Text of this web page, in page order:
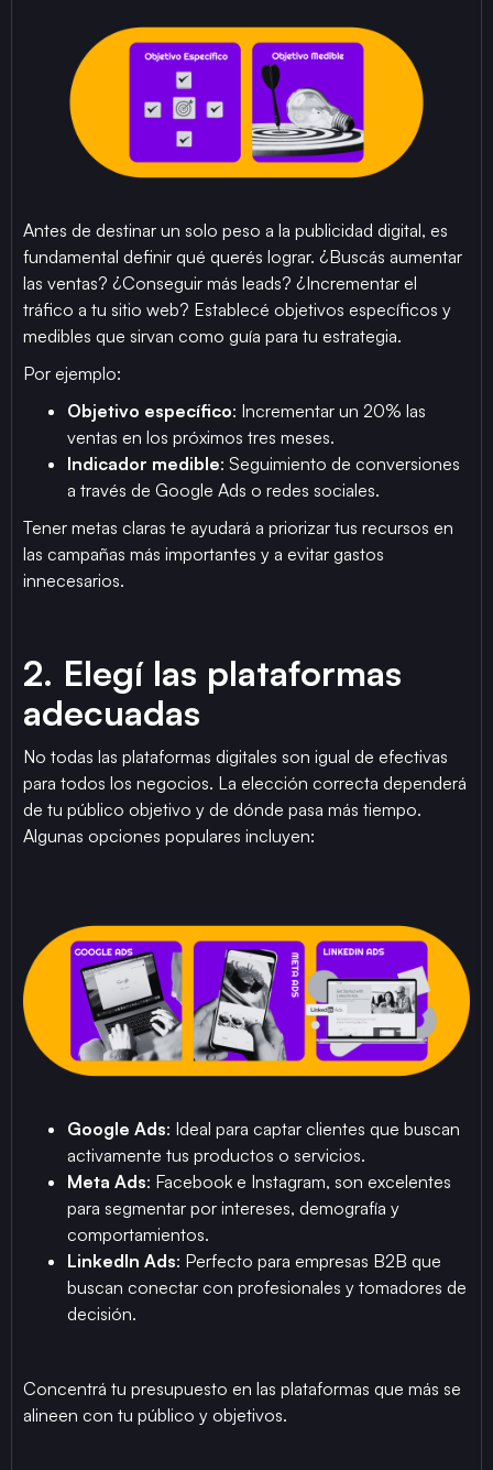
Antes de destinar un solo peso a la publicidad digital, es
fundamental definir qué querés lograr. ¿Buscás aumentar
las ventas? ¿Conseguir más leads? ¿Incrementar el
tráfico a tu sitio web? Establecé objetivos específicos y
medibles que sirvan como guía para tu estrategia.
Por ejemplo:
Objetivo específico: Incrementar un 20% las
ventas en los próximos tres meses.
Indicador medible: Seguimiento de conversiones
a través de Google Ads o redes sociales.
Tener metas claras te ayudará a priorizar tus recursos en
las campañas más importantes y a evitar gastos
innecesarios.
2. Elegí las plataformas
adecuadas
No todas las plataformas digitales son igual de efectivas
para todos los negocios. La elección correcta dependerá
de tu público objetivo y de dónde pasa más tiempo.
Algunas opciones populares incluyen:
Google Ads: Ideal para captar clientes que buscan
activamente tus productos o servicios.
Meta Ads: Facebook e Instagram, son excelentes
para segmentar por intereses, demografía y
comportamientos.
LinkedIn Ads: Perfecto para empresas B2B que
buscan conectar con profesionales y tomadores de
decisión.
Concentrá tu presupuesto en las plataformas que más se
alineen con tu público y objetivos.